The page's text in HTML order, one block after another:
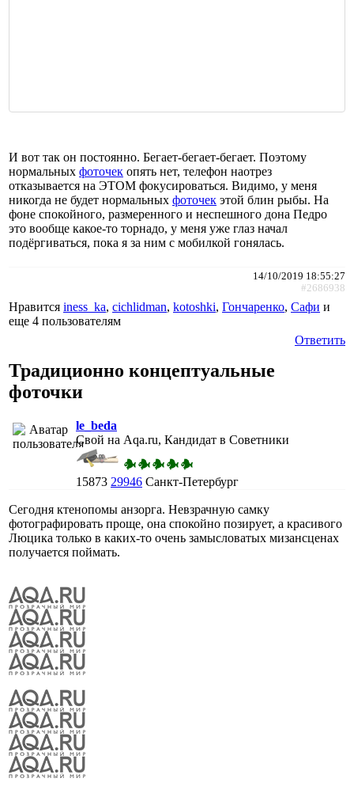
И вот так он постоянно. Бегает-бегает-бегает. Поэтому
нормальных фоточек опять нет, телефон наотрез
отказывается на ЭТОМ фокусироваться. Видимо, у меня
никогда не будет нормальных фоточек этой блин рыбы. На
фоне спокойного, размеренного и неспешного дона Педро
это вообще какое-то торнадо, у меня уже глаз начал
подёргиваться, пока я за ним с мобилкой гонялась.
14/10/2019 18:55:27
#2686938
Нравится iness_ka, cichlidman, kotoshki, Гончаренко, Сафи и
еще 4 пользователям
Ответить
Традиционно концептуальные
фоточки
le_beda
Свой на Aqa.ru, Кандидат в Советники
15873 29946 Санкт-Петербург
Сегодня ктенопомы анзорга. Невзрачную самку
фотографировать проще, она спокойно позирует, а красивого
Люцика только в каких-то очень замысловатых мизансценах
получается поймать.